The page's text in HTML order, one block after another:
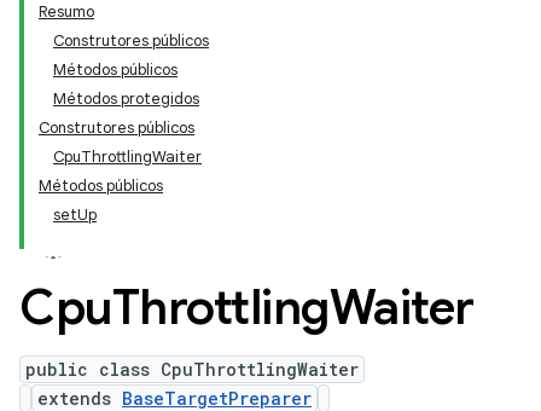
Resumo
Construtores públicos
Métodos públicos
Métodos protegidos
Construtores públicos
CpuThrottlingWaiter
Métodos públicos
setUp
CpuThrottlingWaiter
public class CpuThrottlingWaiter
extends BaseTargetPreparer